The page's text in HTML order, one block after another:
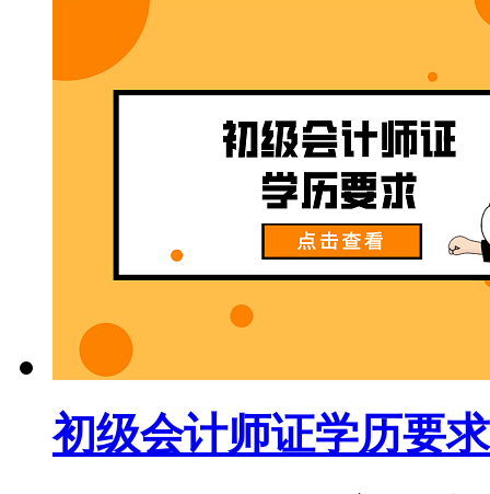
初级会计师证学历要